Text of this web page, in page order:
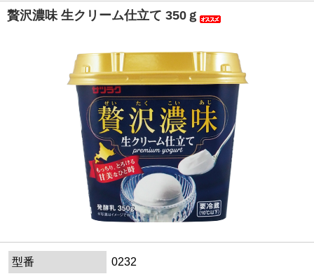
贅沢濃味 生クリーム仕立て 350ｇ
型番
0232